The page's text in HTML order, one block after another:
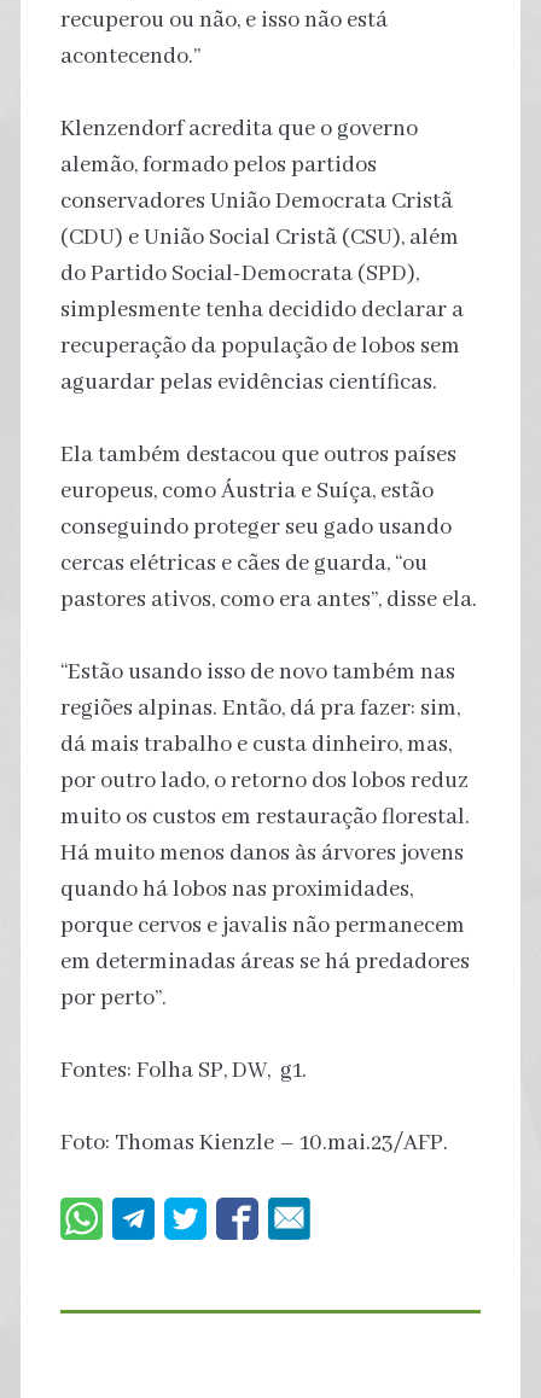
recuperou ou não, e isso não está
acontecendo.”
Klenzendorf acredita que o governo
alemão, formado pelos partidos
conservadores União Democrata Cristã
(CDU) e União Social Cristã (CSU), além
do Partido Social-Democrata (SPD),
simplesmente tenha decidido declarar a
recuperação da população de lobos sem
aguardar pelas evidências científicas.
Ela também destacou que outros países
europeus, como Áustria e Suíça, estão
conseguindo proteger seu gado usando
cercas elétricas e cães de guarda, “ou
pastores ativos, como era antes”, disse ela.
“Estão usando isso de novo também nas
regiões alpinas. Então, dá pra fazer: sim,
dá mais trabalho e custa dinheiro, mas,
por outro lado, o retorno dos lobos reduz
muito os custos em restauração florestal.
Há muito menos danos às árvores jovens
quando há lobos nas proximidades,
porque cervos e javalis não permanecem
em determinadas áreas se há predadores
por perto”.
Fontes: Folha SP, DW, g1.
Foto: Thomas Kienzle – 10.mai.23/AFP.